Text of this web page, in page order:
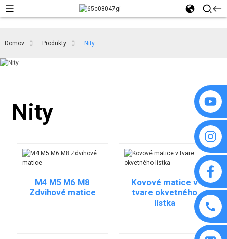
Domov Produkty Nity
Nity
M4 M5 M6 M8
Zdvihové matice
Kovové matice v
tvare okvetného
lístka